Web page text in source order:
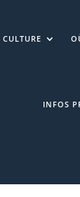
CULTURE
INFOS